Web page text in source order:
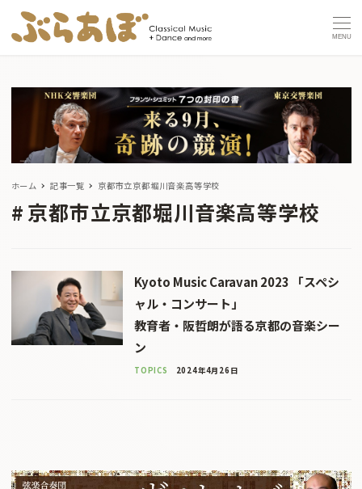
MENU
ホーム 記事一覧 京都市立京都堀川音楽高等学校
京都市立京都堀川音楽高等学校
Kyoto Music Caravan 2023 「スペシ
ャル・コンサート」
教育者・阪哲朗が語る京都の音楽シー
ン
TOPICS 2024年4月26日